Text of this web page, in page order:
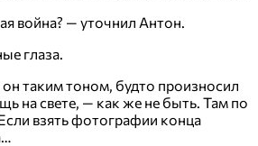
война? — уточнил Антон.
глаза.
таким тоном, будто произносил
на свете, — как же не быть. Там по
взять фотографии конца